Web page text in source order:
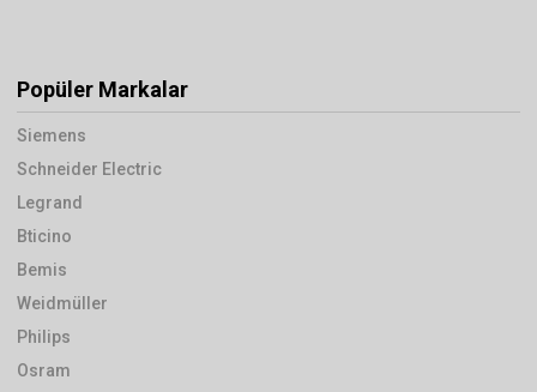
Popüler Markalar
Siemens
Schneider Electric
Legrand
Bticino
Bemis
Weidmüller
Philips
Osram